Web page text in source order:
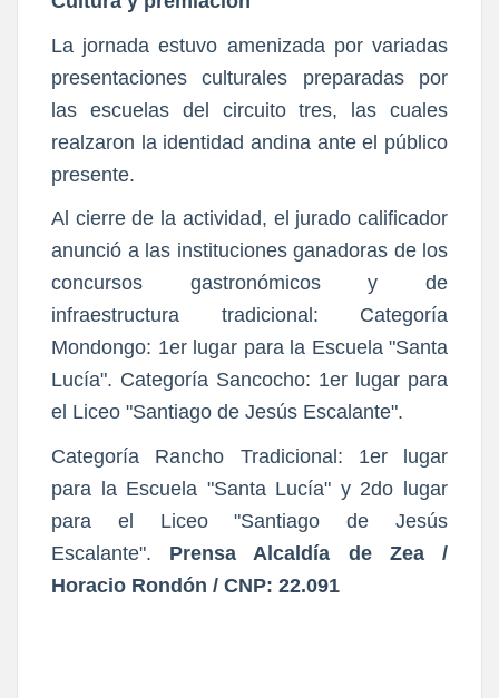
La jornada estuvo amenizada por variadas
presentaciones culturales preparadas por
las escuelas del circuito tres, las cuales
realzaron la identidad andina ante el público
presente.
Al cierre de la actividad, el jurado calificador
anunció a las instituciones ganadoras de los
concursos gastronómicos y de
infraestructura tradicional: Categoría
Mondongo: 1er lugar para la Escuela "Santa
Lucía". Categoría Sancocho: 1er lugar para
el Liceo "Santiago de Jesús Escalante".
Categoría Rancho Tradicional: 1er lugar
para la Escuela "Santa Lucía" y 2do lugar
para el Liceo "Santiago de Jesús
Escalante". Prensa Alcaldía de Zea /
Horacio Rondón / CNP: 22.091